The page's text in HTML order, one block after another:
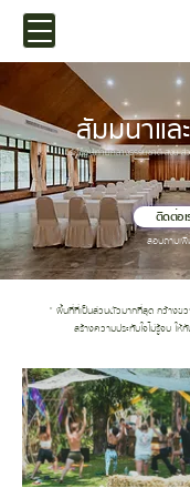
สัมมนาแล
เวิร์กช็อปท่ามกลางธรรมชาติ สงบ ส่
ติดต่อเ
สอบถามเพิ่
" พื้นที่ที่เป็นส่วนตัวมากที่สุด กว้างขว
สร้างความประทับใจไม่รู้จบ ใ